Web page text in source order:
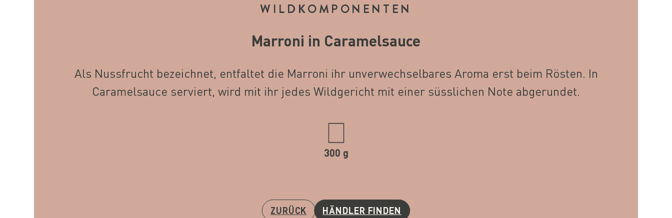
WILDKOMPONENTEN
Marroni in Caramelsauce
Als Nussfrucht bezeichnet, entfaltet die Marroni ihr unverwechselbares Aroma erst beim Rösten. In
Caramelsauce serviert, wird mit ihr jedes Wildgericht mit einer süsslichen Note abgerundet.
300 g
ZURÜCK HÄNDLER FINDEN